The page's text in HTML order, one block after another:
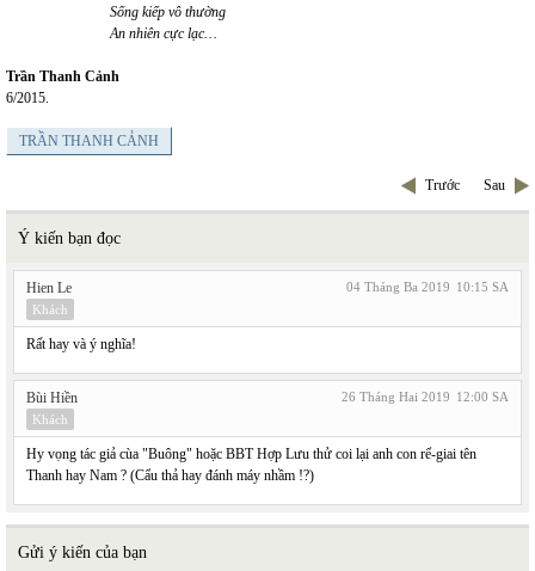
Sống kiếp vô thường
An nhiên cực lạc…
Trần Thanh Cảnh
6/2015.
TRẦN THANH CẢNH
Trước Sau
Ý kiến bạn đọc
04 Tháng Ba 2019 10:15 SA
Hien Le
Khách
Rất hay và ý nghĩa!
26 Tháng Hai 2019 12:00 SA
Bùi Hiền
Khách
Hy vọng tác giả cùa "Buông" hoặc BBT Hợp Lưu thử coi lại anh con rể-giai tên
Thanh hay Nam ? (Cẩu thả hay đánh máy nhầm !?)
Gửi ý kiến của bạn